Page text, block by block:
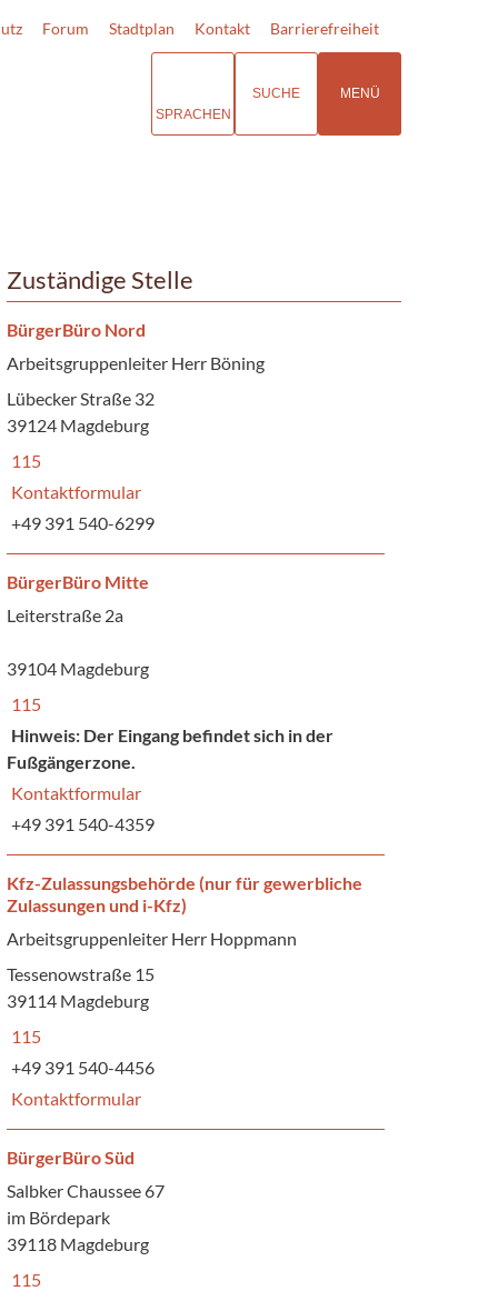
Forum Stadtplan Kontakt Barrierefreiheit
SPRACHEN
SUCHE MENÜ
Zuständige Stelle
BürgerBüro Nord
Arbeitsgruppenleiter Herr Böning
Lübecker Straße 32
39124 Magdeburg
115
Kontaktformular
+49 391 540-6299
BürgerBüro Mitte
Leiterstraße 2a
39104 Magdeburg
115
Hinweis: Der Eingang befindet sich in der
Fußgängerzone.
Kontaktformular
+49 391 540-4359
Kfz-Zulassungsbehörde (nur für gewerbliche
Zulassungen und i-Kfz)
Arbeitsgruppenleiter Herr Hoppmann
Tessenowstraße 15
39114 Magdeburg
115
+49 391 540-4456
Kontaktformular
BürgerBüro Süd
Salbker Chaussee 67
im Bördepark
39118 Magdeburg
115